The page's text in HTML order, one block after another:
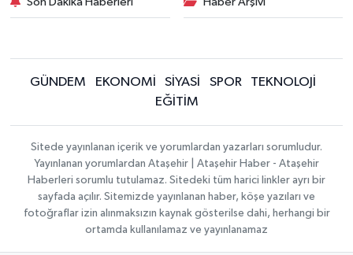
GÜNDEM EKONOMİ SİYASİ SPOR
TEKNOLOJİ
EĞİTİM
Sitede yayınlanan içerik ve yorumlardan yazarları sorumludur.
Yayınlanan yorumlardan Ataşehir | Ataşehir Haber - Ataşehir
Haberleri sorumlu tutulamaz. Sitedeki tüm harici linkler ayrı bir
sayfada açılır. Sitemizde yayınlanan haber, köşe yazıları ve
fotoğraflar izin alınmaksızın kaynak gösterilse dahi, herhangi bir
ortamda kullanılamaz ve yayınlanamaz